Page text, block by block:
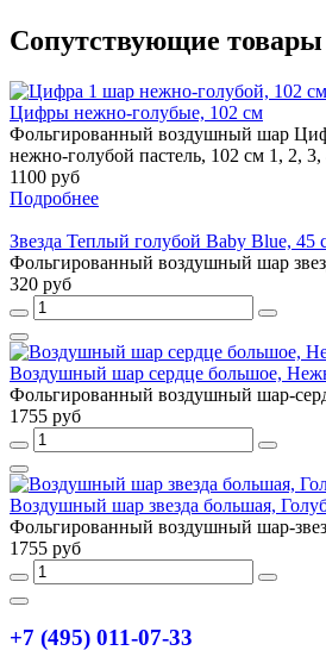
Сопутствующие товары
Цифры нежно-голубые, 102 см
Фольгированный воздушный шар
нежно-голубой пастель, 102 см 1, 2, 3,
1100 руб
Подробнее
Звезда Теплый голубой Baby Blue, 45
Фольгированный воздушный шар
320 руб
Воздушный шар сердце большое,
Фольгированный воздушный шар-
1755 руб
Воздушный шар звезда большая,
Фольгированный воздушный шар-
1755 руб
+7 (495) 011-07-33